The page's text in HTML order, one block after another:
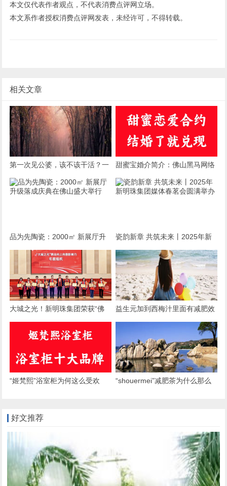
本文仅代表作者观点，不代表消费点评网立场。
本文系作者授权消费点评网发表，未经许可，不得转载。
相关文章
第一次见公婆，该不该干活？一
场关乎情商与自我的微妙博弈
甜蜜宝婚介简介：佛山黑马网络
有限公司旗下婚恋服务品牌
品为先陶瓷：2000㎡ 新展厅升
级落成庆典在佛山盛大举行
瓷韵新章 共筑未来丨2025年新
明珠集团媒体春茗会圆满举办
大城之光！新明珠集团荣获“佛
益生元加到西梅汁里面有减肥效
“姬梵熙”浴室柜为何这么受欢
“shouermei”减肥茶为什么那么
好文推荐